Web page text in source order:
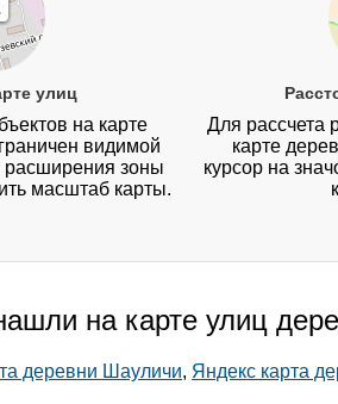
улиц
на карте
видимой
расширения зоны
масштаб карты.
Для рассчета
карте
курсор на
на карте улиц
деревни Шауличи, Яндекс карта